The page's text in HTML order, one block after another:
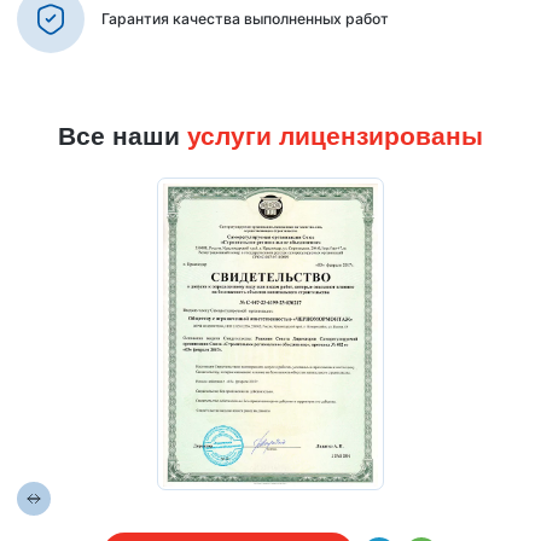
Гарантия качества выполненных работ
Все наши услуги лицензированы